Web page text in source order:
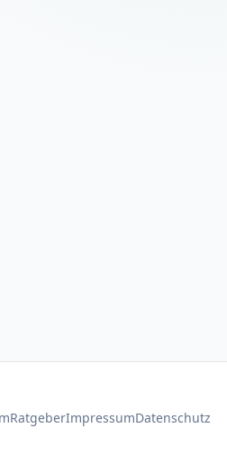
RatgeberImpressumDatenschutz